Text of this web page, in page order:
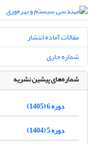
مقالات آماده انتشار
شماره جاری
شماره‌های پیشین نشریه
دوره 6 (1405)
دوره 5 (1404)